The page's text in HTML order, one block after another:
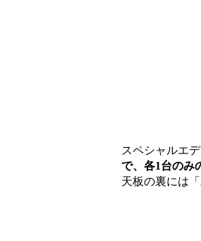
スペシャルエ
で、各1台のみ
天板の裏には